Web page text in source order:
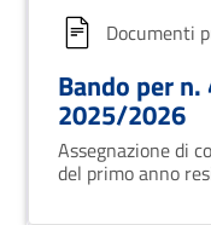
Documenti
Bando per
2025/2026
Assegnazione di
del primo anno